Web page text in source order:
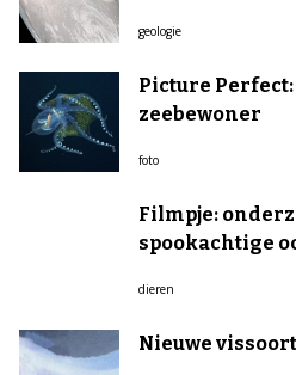
geologie
Picture
zeebewoner
foto
Filmpje:
spookachtige
dieren
Nieuwe